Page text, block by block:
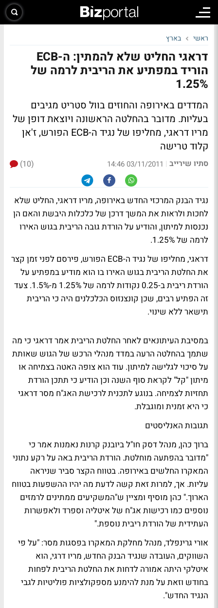
ראשי בארץ
דראגי החליט שלא להמתין: ה-ECB
הוריד במפתיע את הריבית לרמה של
1.25%
המדדים באירופה והחוזים בוול סטריט מגיבים
בעליות. מדובר בהחלטה הראשונה ויוצאת דופן של
מריו דראגי, מחליפו של נגיד ה-ECB הפורש, ז'אן
קלוד טרישה
סתיו שירייב |
03/11/2011 14:46
(10)
נגיד הבנק המרכזי החדש באירופה, מריו דראגי, החליט שלא
לחכות ולראות את המשך דרכן של כלכלות היבשת והאם הן
נכנסות למיתון, והודיע על הורדת גובה הריבית בגוש האירו
לרמה של 1.25%.
דראגי, מחליפו של נגיד ה-ECB הפורש, פירסם לפני זמן קצר
את החלטת הריבית בגוש האירו בו הוא מודיע במפתיע על
הורדת ריבית ב-0.25 נקודות לרמה של 1.25% מ-1.5%. צעד
זה הפתיע רבים, שכן קונצנזוס הכלכלנים היה כי הריבית
תישאר ללא שינוי.
במסיבת העיתונאים לאחר החלטת הריבית אמר דראגי כי מה
שתמך בהחלטה הרעה במדד מנהלי הרכש של הגוש שאותת
על סיכוי לגלישה למיתון. עוד הוא צופה האטה בצמיחה או
מיתון "קל" לקראת סוף השנה וכן הודיע כי תתכן הורדת
תחזיות לצמיחה. בנוגע לתכנית לרכישת האג"ח מסר דראגי
כי היא זמנית ומוגבלת.
תגובות האנליסטים
ברוך כהן, מנהל דסק חו"ל ביובנק קרנות נאמנות אמר כי
"מדובר בהפתעה מוחלטת. הורדת הריבית באה על רקע נתוני
המאקרו החלשים באירופה. בטווח הקצר סביר שניראה
עליות. אך, למרות זאת קשה לדעת מה יהיו ההשפעות בטווח
הארוך." כהן מוסיף ומציין ש"המשקיעים ממתינים לרמזים
נוספים כמו רכישות אג"ח של איטליה וספרד ולאפשרות
העתידית של הורדת ריבית נוספת."
אורי גרינפלד, מנהל מחלקת המאקרו בפסגות מסר: "על פי
השווקים, העובדה שנגיד הבנק החדש, מריו דרגי, הוא
איטלקי היתה אמורה לדחות את החלטת הריבית לפחות
בחודש וזאת על מנת להימנע מספקולציות פוליטיות לגבי
הנגיד החדש".